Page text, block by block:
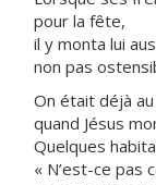
pour la fête,
il y monta lui
non pas
On était déjà
quand Jésus
Quelques
« N’est-ce pas